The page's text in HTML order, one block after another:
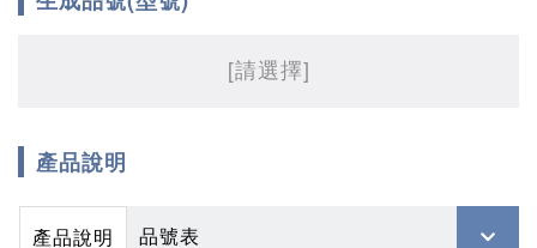
[請選擇]
產品說明
產品說明 品號表